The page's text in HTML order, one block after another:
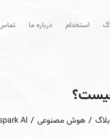
استخدام درباره ما
/ هوش مصنوعی /
AI